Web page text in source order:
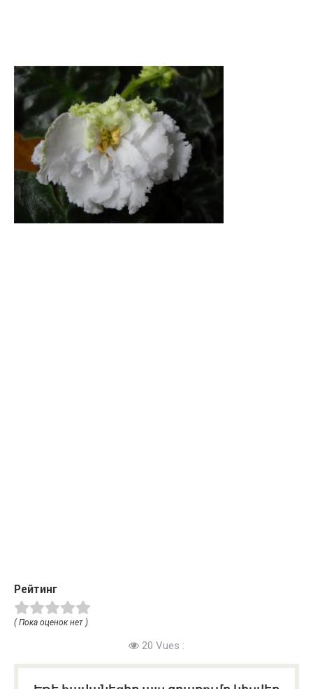
Рейтинг
( Пока оценок нет )
20 Vues :